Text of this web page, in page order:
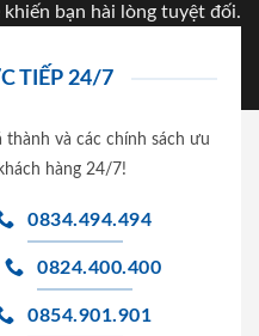
bạn hài lòng tuyệt đối.
TIẾP 24/7
và các chính sách ưu
hàng 24/7!
0834.494.494
0824.400.400
0854.901.901